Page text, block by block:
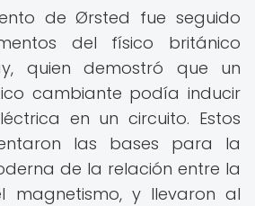
de Ørsted fue seguido
del físico británico
quien demostró que un
cambiante podía inducir
en un circuito. Estos
las bases para la
de la relación entre la
magnetismo, y llevaron al